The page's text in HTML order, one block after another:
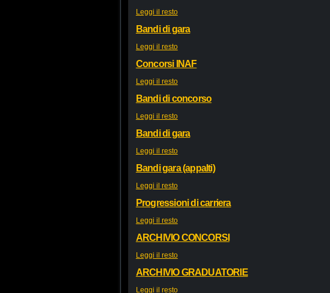
Leggi il resto
Bandi di gara
Leggi il resto
Concorsi INAF
Leggi il resto
Bandi di concorso
Leggi il resto
Bandi di gara
Leggi il resto
Bandi gara (appalti)
Leggi il resto
Progressioni di carriera
Leggi il resto
ARCHIVIO CONCORSI
Leggi il resto
ARCHIVIO GRADUATORIE
Leggi il resto